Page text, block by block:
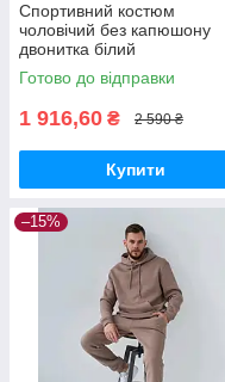
Спортивний костюм
чоловічий без капюшону
двонитка білий
Готово до відправки
1 916,60 ₴ 2 590 ₴
Купити
–15%